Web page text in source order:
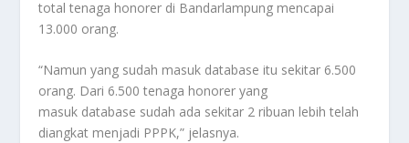
total tenaga honorer di Bandarlampung mencapai
13.000 orang.
“Namun yang sudah masuk database itu sekitar 6.500
orang. Dari 6.500 tenaga honorer yang
masuk database sudah ada sekitar 2 ribuan lebih telah
diangkat menjadi PPPK,” jelasnya.